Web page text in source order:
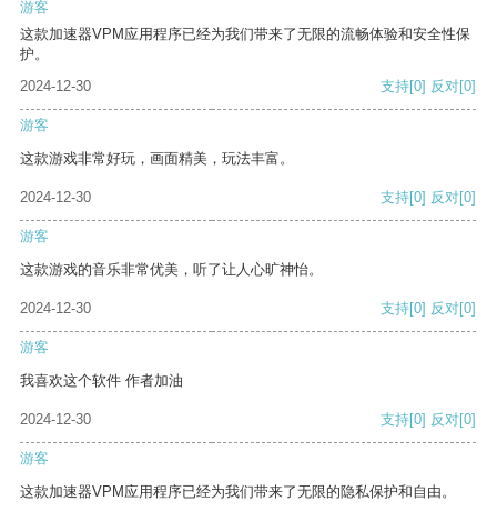
游客
这款加速器VPM应用程序已经为我们带来了无限的流畅体验和安全性保
护。
2024-12-30
支持[0] 反对[0]
游客
这款游戏非常好玩，画面精美，玩法丰富。
2024-12-30 支持[0] 反对[0]
游客
这款游戏的音乐非常优美，听了让人心旷神怡。
2024-12-30 支持[0] 反对[0]
游客
我喜欢这个软件 作者加油
2024-12-30 支持[0] 反对[0]
游客
这款加速器VPM应用程序已经为我们带来了无限的隐私保护和自由。